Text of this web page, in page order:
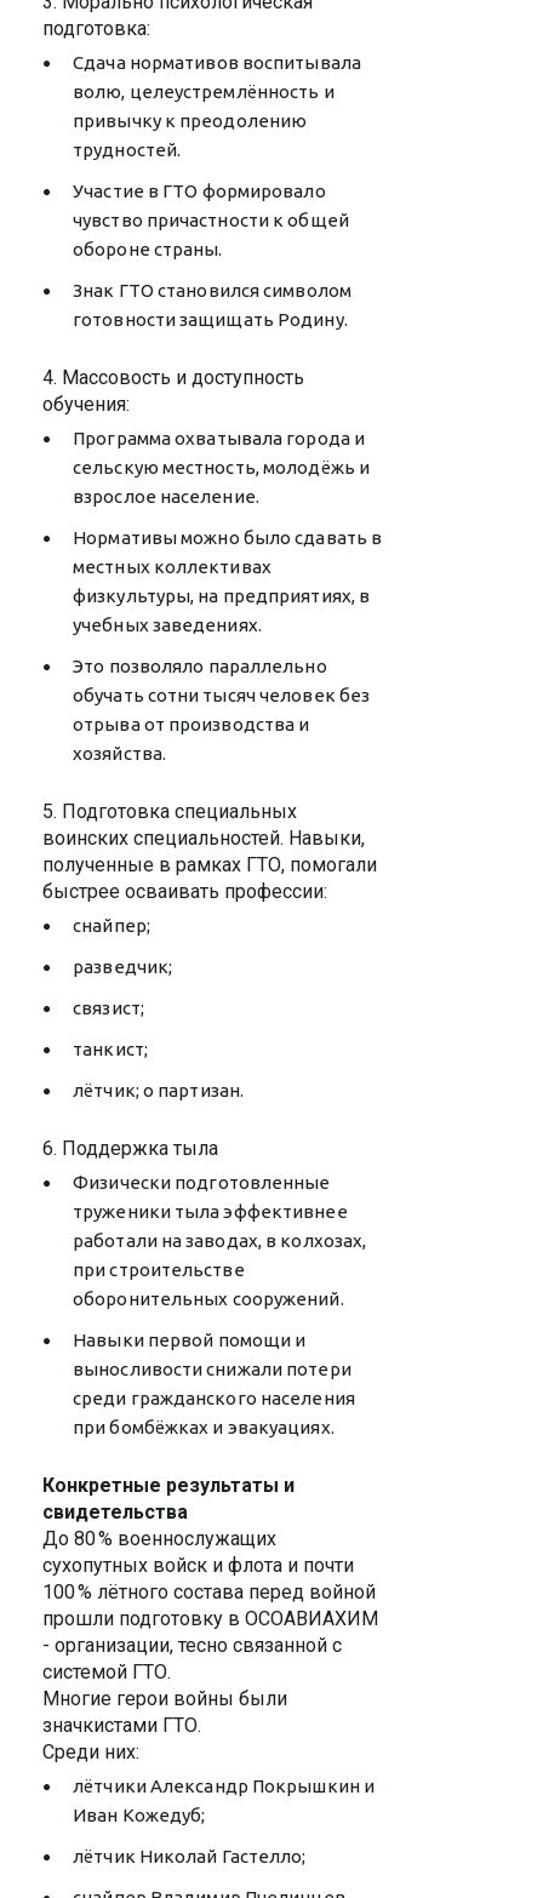
подготовка:
Сдача нормативов воспитывала
волю, целеустремлённость и
привычку к преодолению
трудностей.
Участие в ГТО формировало
чувство причастности к общей
обороне страны.
Знак ГТО становился символом
готовности защищать Родину.
4. Массовость и доступность
обучения:
Программа охватывала города и
сельскую местность, молодёжь и
взрослое население.
Нормативы можно было сдавать в
местных коллективах
физкультуры, на предприятиях, в
учебных заведениях.
Это позволяло параллельно
обучать сотни тысяч человек без
отрыва от производства и
хозяйства.
5. Подготовка специальных
воинских специальностей. Навыки,
полученные в рамках ГТО, помогали
быстрее осваивать профессии:
снайпер;
разведчик;
связист;
танкист;
лётчик; o партизан.
6. Поддержка тыла
Физически подготовленные
труженики тыла эффективнее
работали на заводах, в колхозах,
при строительстве
оборонительных сооружений.
Навыки первой помощи и
выносливости снижали потери
среди гражданского населения
при бомбёжках и эвакуациях.
Конкретные результаты и
свидетельства
До 80 % военнослужащих
сухопутных войск и флота и почти
100 % лётного состава перед войной
прошли подготовку в ОСОАВИАХИМ
- организации, тесно связанной с
системой ГТО.
Многие герои войны были
значкистами ГТО.
Среди них:
лётчики Александр Покрышкин и
Иван Кожедуб;
лётчик Николай Гастелло;